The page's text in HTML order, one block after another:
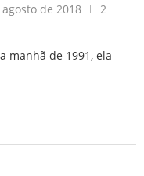
de 2018
2
manhã de 1991, ela